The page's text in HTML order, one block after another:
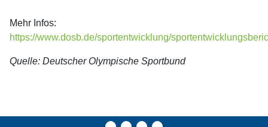
Mehr Infos:
https://www.dosb.de/sportentwicklung/
Quelle: Deutscher Olympische Sportbund